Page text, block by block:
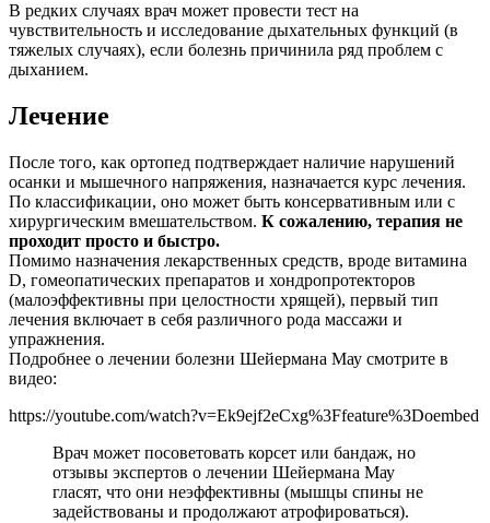
В редких случаях врач может провести тест на
чувствительность и исследование дыхательных функций (в
тяжелых случаях), если болезнь причинила ряд проблем с
дыханием.
Лечение
После того, как ортопед подтверждает наличие нарушений
осанки и мышечного напряжения, назначается курс лечения.
По классификации, оно может быть консервативным или с
хирургическим вмешательством. К сожалению, терапия не
проходит просто и быстро.
Помимо назначения лекарственных средств, вроде витамина
D, гомеопатических препаратов и хондропротекторов
(малоэффективны при целостности хрящей), первый тип
лечения включает в себя различного рода массажи и
упражнения.
Подробнее о лечении болезни Шейермана Мау смотрите в
видео:
https://youtube.com/watch?v=Ek9ejf2eCxg%3Ffeature%3Doembed
Врач может посоветовать корсет или бандаж, но
отзывы экспертов о лечении Шейермана Мау
гласят, что они неэффективны (мышцы спины не
задействованы и продолжают атрофироваться).